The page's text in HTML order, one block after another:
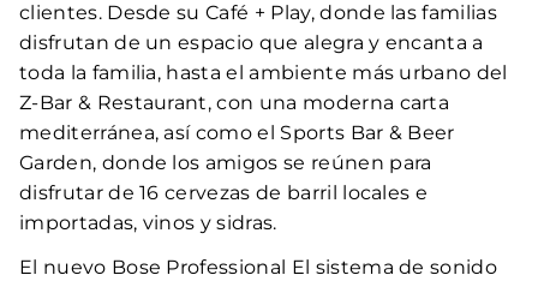
clientes. Desde su Café + Play, donde las familias
disfrutan de un espacio que alegra y encanta a
toda la familia, hasta el ambiente más urbano del
Z-Bar & Restaurant, con una moderna carta
mediterránea, así como el Sports Bar & Beer
Garden, donde los amigos se reúnen para
disfrutar de 16 cervezas de barril locales e
importadas, vinos y sidras.
El nuevo Bose Professional El sistema de sonido